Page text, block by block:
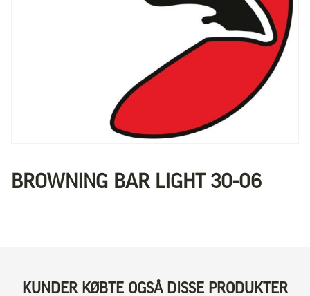
BROWNING BAR LIGHT 30-06
KUNDER KØBTE OGSÅ DISSE PRODUKTER